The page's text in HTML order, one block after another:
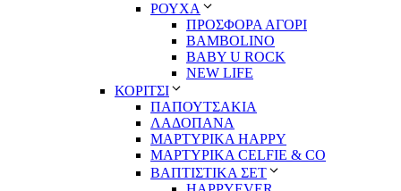
ΡΟΥΧΑ
ΠΡΟΣΦΟΡΑ ΑΓΟΡΙ
BAMBOLINO
BABY U ROCK
NEW LIFE
ΚΟΡΙΤΣΙ
ΠΑΠΟΥΤΣΑΚΙΑ
ΛΑΔΟΠΑΝΑ
ΜΑΡΤΥΡΙΚΑ HAPPY
ΜΑΡΤΥΡΙΚΑ CELFIE & CO
ΒΑΠΤΙΣΤΙΚΑ ΣΕΤ